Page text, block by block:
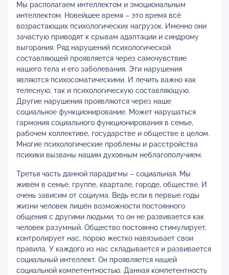
Мы располагаем интеллектом и эмоциональным
интеллектом. Новейшее время – это время всё
возрастающих психологических нагрузок. Именно они
зачастую приводят к срывам адаптации и синдрому
выгорания. Ряд нарушений психологической
составляющей проявляется через самочувствие
нашего тела и его заболевания. Эти нарушения
являются психосоматическими. И лечить важно как
телесную, так и психологическую составляющую.
Другие нарушения проявляются через наше
социальное функционирование. Может нарушаться
гармония социального функционирования в семье,
рабочем коллективе, государстве и обществе в целом.
Многие психологические проблемы и расстройства
психики вызваны нашим духовным неблагополучием.
Третья часть данной парадигмы – социальная. Мы
живём в семье, группе, квартале, городе, обществе. И
очень зависим от социума. Ведь если в первые годы
жизни человек лишён возможности постоянного
общения с другими людьми, то он не развивается как
человек разумный. Общество постоянно стимулирует,
контролирует нас, порою жестко навязывает свои
правила. У каждого из нас складывается и развивается
социальный интеллект. Он проявляется нашей
социальной компетентностью. Данная компетентность